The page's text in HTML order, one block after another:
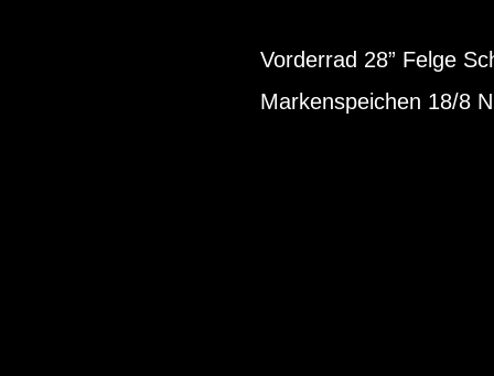
Vorderrad 28” Felge
Markenspeichen 18/8